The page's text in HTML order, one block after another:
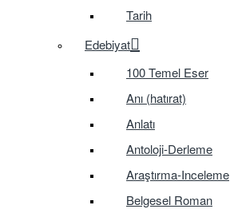
Tarih
Edebiyat
100 Temel Eser
Anı (hatırat)
Anlatı
Antoloji-Derleme
Araştırma-Inceleme
Belgesel Roman